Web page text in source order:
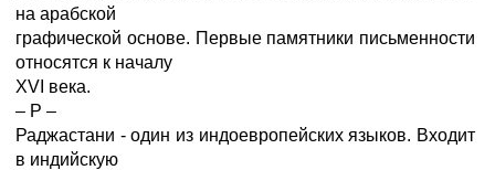
на арабской
графической основе. Первые памятники письменности
относятся к началу
XVI века.
– Р –
Раджастани - один из индоевропейских языков. Входит
в индийскую